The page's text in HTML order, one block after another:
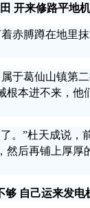
开来修路平地机
膊蹲在地里
葛仙山镇第
本进不来，
”杜天成说，
后再铺上厚
自己运来发电